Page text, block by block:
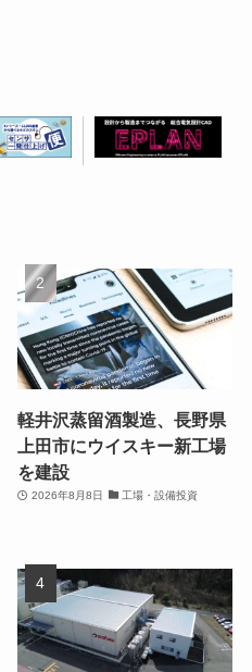
軽井沢蒸留酒製造、長野県
上田市にウイスキー新工場
を建設
2026年8月8日 工場・設備投資